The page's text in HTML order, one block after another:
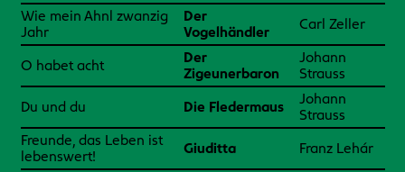
Wie mein Ahnl zwanzig
Jahr
Der
Vogelhändler
Carl Zeller
O habet acht
Der
Zigeunerbaron
Johann
Strauss
Du und du Die Fledermaus
Johann
Strauss
Freunde, das Leben ist
lebenswert!
Giuditta Franz Lehár